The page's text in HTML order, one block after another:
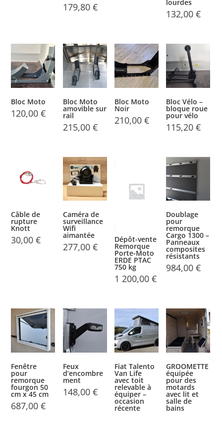
179,80 € lourdes
132,00€
Bloc Moto
120,00€
Bloc Moto
amovible sur
rail
215,00 €
Bloc Moto
Noir
210,00 €
Bloc Vélo –
bloque roue
pour vélo
115,20€
Câble de
rupture
Knott
30,00€
Caméra de
surveillance
Wifi
aimantée
277,00 €
Dépôt-vente
Remorque
Porte-Moto
ERDE PTAC
750 kg
1 200,00 €
Doublage
pour
remorque
Cargo 1300 –
Panneaux
composites
résistants
984,00€
Fenêtre
pour
remorque
fourgon 50
cm x 45 cm
687,00€
Feux
d’encombre
ment
148,00 €
Fiat Talento
Van Life
avec toit
relevable à
équiper –
occasion
récente
GROOMETTE
équipée
pour des
motards
avec lit et
salle de
bains